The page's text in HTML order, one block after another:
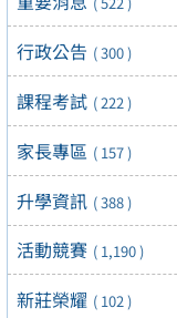
行政公告 ( 300 )
課程考試 ( 222 )
家長專區 ( 157 )
升學資訊 ( 388 )
活動競賽 ( 1,190 )
新莊榮耀 ( 102 )